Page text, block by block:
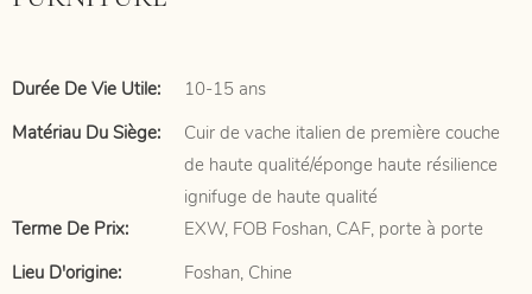
Durée De Vie Utile:
10-15 ans
Matériau Du Siège:
Cuir de vache italien de première couche
de haute qualité/éponge haute résilience
ignifuge de haute qualité
Terme De Prix:
EXW, FOB Foshan, CAF, porte à porte
Lieu D'origine:
Foshan, Chine